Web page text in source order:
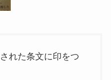
れた条文に印をつ